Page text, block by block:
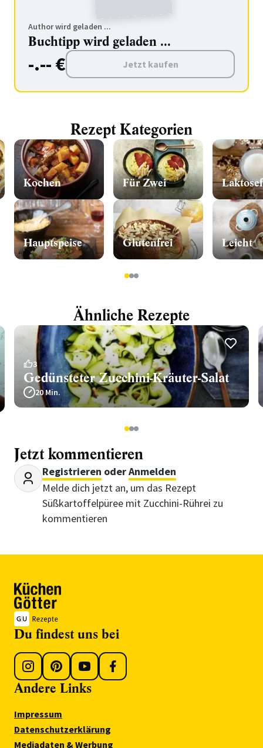
Author wird geladen ...
Buchtipp wird geladen ...
-.-- € Jetzt kaufen
Rezept Kategorien
Kochen
Hauptspeise
Für Zwei
Glutenfrei Leicht
123
Ähnliche Rezepte
3
Gedünsteter Zucchini-Kräuter-Salat
20 Min.
123
Jetzt kommentieren
Registrieren oderAnmelden
Melde dich jetzt an, um das Rezept
Süßkartoffelpüree mit Zucchini-Rührei zu
kommentieren
Du findest uns bei
Andere Links
Impressum
Datenschutzerklärung
Mediadaten & Werbung